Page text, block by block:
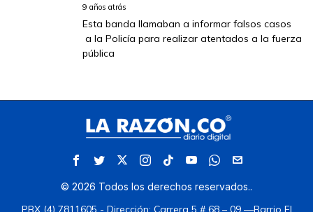
9 años atrás
Esta banda llamaban a informar falsos casos
a la Policía para realizar atentados a la fuerza
pública
© 2026 Todos los derechos reservados..